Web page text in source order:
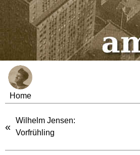
Home
«
Wilhelm Jensen:
Vorfrühling